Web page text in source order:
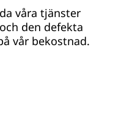
våra tjänster
den defekta
vår bekostnad.